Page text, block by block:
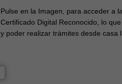
Pulse en la Imagen, para acceder a
Certificado Digital Reconocido, lo
y poder realizar trámites desde casa